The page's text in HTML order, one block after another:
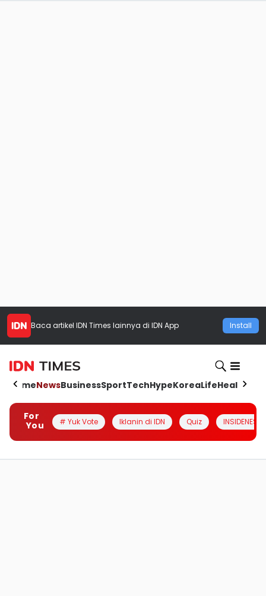
Baca artikel IDN Times lainnya di IDN App Install
HomeNewsBusinessSportTechHypeKoreaLifeHealth
For
You
# Yuk Vote Iklanin di IDN Quiz INSIDENESIA